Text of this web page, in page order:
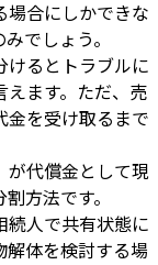
場合にしかできな
でしょう。
けるとトラブルに
ます。ただ、売
金を受け取るまで
が代償金として現
方法です。
続人で共有状態に
解体を検討する場